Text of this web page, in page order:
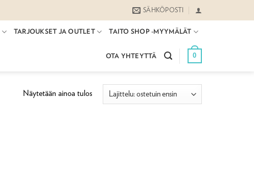
SÄHKÖPOSTI
TARJOUKSET JA OUTLET TAITO SHOP -MYYMÄLÄT
OTA YHTEYTTÄ 0
Näytetään ainoa tulos